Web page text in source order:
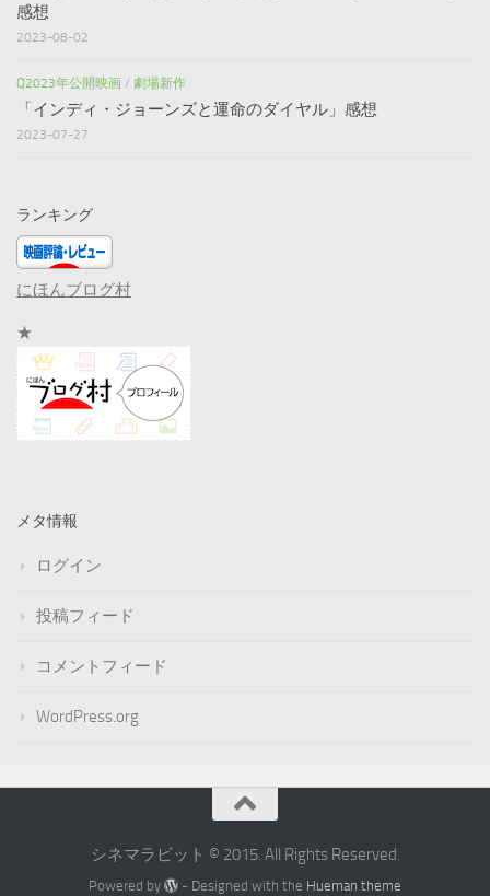
感想
2023-08-02
Q2023年公開映画 / 劇場新作
「インディ・ジョーンズと運命のダイヤル」感想
2023-07-27
ランキング
にほんブログ村
★
メタ情報
ログイン
投稿フィード
コメントフィード
WordPress.org
シネマラビット © 2015. All Rights Reserved.
Powered by - Designed with the Hueman theme